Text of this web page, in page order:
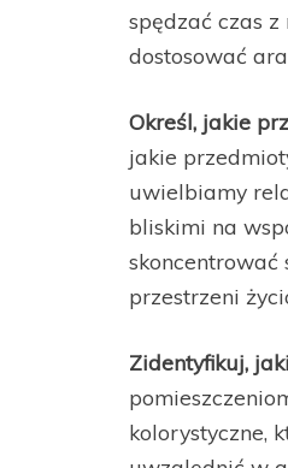
spędzać czas
dostosować
Określ, jakie
jakie
uwielbiamy
bliskimi na
przestrzeni
Zidentyfikuj,
kolorystyczne,